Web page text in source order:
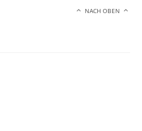
NACH OBEN